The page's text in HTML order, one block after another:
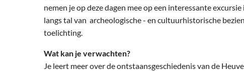
nemen je op deze dagen mee op een interessante
langs tal van archeologische - en cultuurhistorische
toelichting.
Wat kan je verwachten?
Je leert meer over de ontstaansgeschiedenis van de